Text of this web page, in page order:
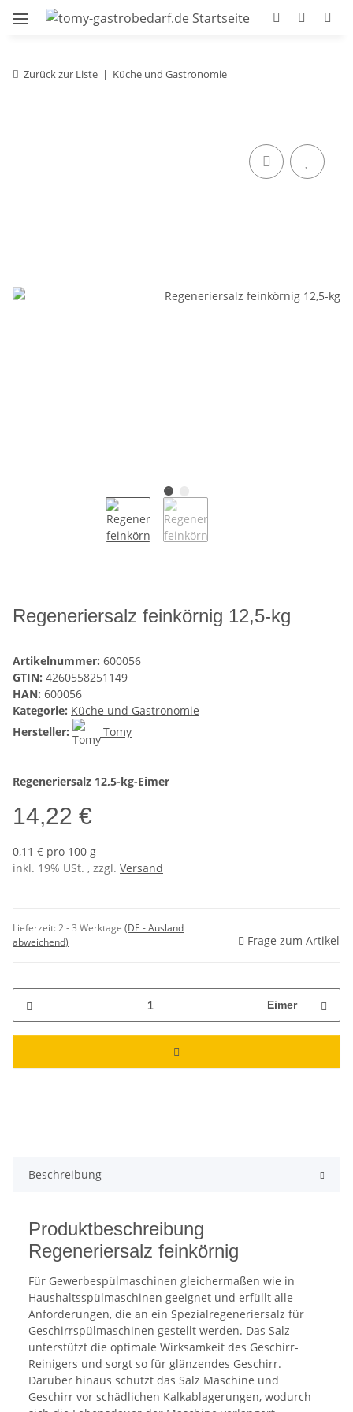
Zurück zur Liste Küche und Gastronomie
Regeneriersalz feinkörnig 12,5-kg
Artikelnummer: 600056
GTIN: 4260558251149
HAN: 600056
Kategorie: Küche und Gastronomie
Hersteller:
Tomy
Regeneriersalz 12,5-kg-Eimer
14,22 €
0,11 € pro 100 g
inkl. 19% USt. , zzgl. Versand
Lieferzeit:2 - 3 Werktage (DE - Ausland
abweichend)
Frage zum Artikel
Eimer
Beschreibung
Produktbeschreibung
Regeneriersalz feinkörnig
Für Gewerbespülmaschinen gleichermaßen wie in
Haushaltsspülmaschinen geeignet und erfüllt alle
Anforderungen, die an ein Spezialregeneriersalz für
Geschirrspülmaschinen gestellt werden. Das Salz
unterstützt die optimale Wirksamkeit des Geschirr-
Reinigers und sorgt so für glänzendes Geschirr.
Darüber hinaus schützt das Salz Maschine und
Geschirr vor schädlichen Kalkablagerungen, wodurch